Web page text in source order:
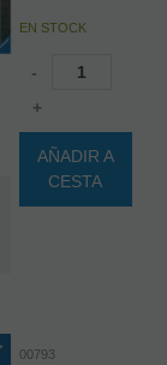
EN STOCK
-
+
AÑADIR A
CESTA
00793